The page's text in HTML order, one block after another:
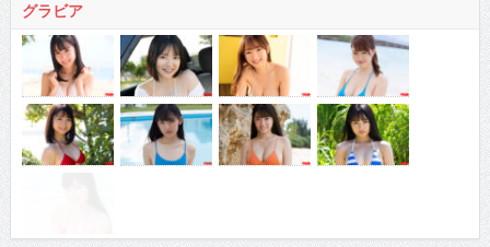
グラビア